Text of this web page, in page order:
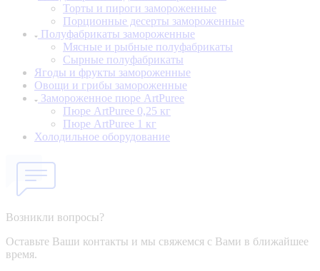
Торты и пироги замороженные
Порционные десерты замороженные
Полуфабрикаты замороженные
Мясные и рыбные полуфабрикаты
Сырные полуфабрикаты
Ягоды и фрукты замороженные
Овощи и грибы замороженные
Замороженное пюре ArtPuree
Пюре ArtPuree 0,25 кг
Пюре ArtPuree 1 кг
Холодильное оборудование
Возникли вопросы?
Оставьте Ваши контакты и мы свяжемся с Вами в ближайшее
время.